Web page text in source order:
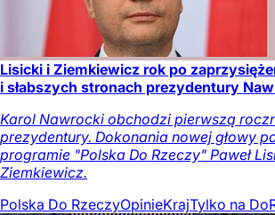
Lisicki i Ziemkiewicz rok po
i słabszych stronach prezydentury
Karol Nawrocki obchodzi pierwszą
prezydentury. Dokonania nowej głowy
programie "Polska Do Rzeczy" Paweł
Ziemkiewicz.
Polska Do RzeczyOpinieKrajTylko na